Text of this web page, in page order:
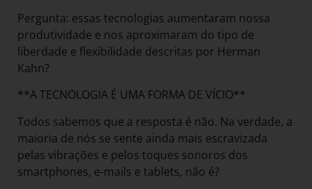
Pergunta: essas tecnologias aumentaram nossa
produtividade e nos aproximaram do tipo de
liberdade e flexibilidade descritas por Herman
Kahn?
**A TECNOLOGIA É UMA FORMA DE VÍCIO**
Todos sabemos que a resposta é não. Na verdade, a
maioria de nós se sente ainda mais escravizada
pelas vibrações e pelos toques sonoros dos
smartphones, e-mails e tablets, não é?